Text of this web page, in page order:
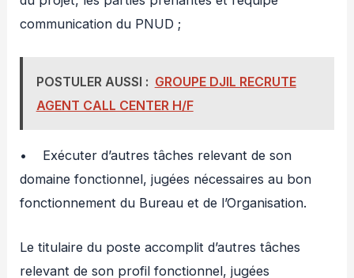
communication du PNUD ;
POSTULER AUSSI : GROUPE DJIL RECRUTE
AGENT CALL CENTER H/F
• Exécuter d’autres tâches relevant de son
domaine fonctionnel, jugées nécessaires au bon
fonctionnement du Bureau et de l’Organisation.
Le titulaire du poste accomplit d’autres tâches
relevant de son profil fonctionnel, jugées